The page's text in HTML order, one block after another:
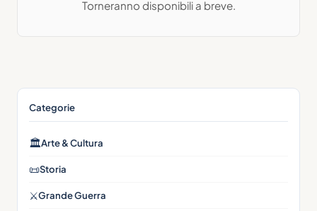
Torneranno disponibili a breve.
Categorie
🏛Arte & Cultura
📜Storia
⚔️Grande Guerra